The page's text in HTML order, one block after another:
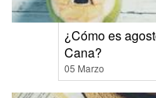
¿Cómo es
Cana?
05 Marzo